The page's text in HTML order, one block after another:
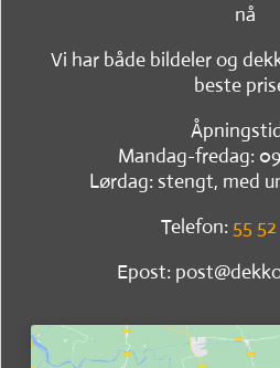
nå
Vi har både bildeler og
beste
Mandag-fredag:
Lørdag: stengt, med
Telefon: 55
Epost: